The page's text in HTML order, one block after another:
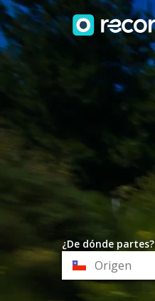
¿De dónde partes?
Origen